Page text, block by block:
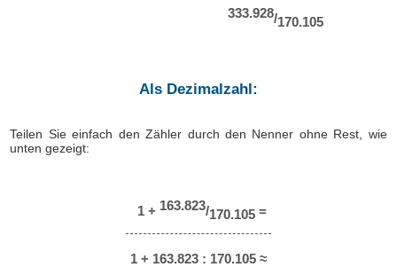
333.928/170.105
Als Dezimalzahl:
Teilen Sie einfach den Zähler durch den Nenner ohne Rest, wie
unten gezeigt:
1 + 163.823/170.105 =
1 + 163.823 : 170.105 ≈